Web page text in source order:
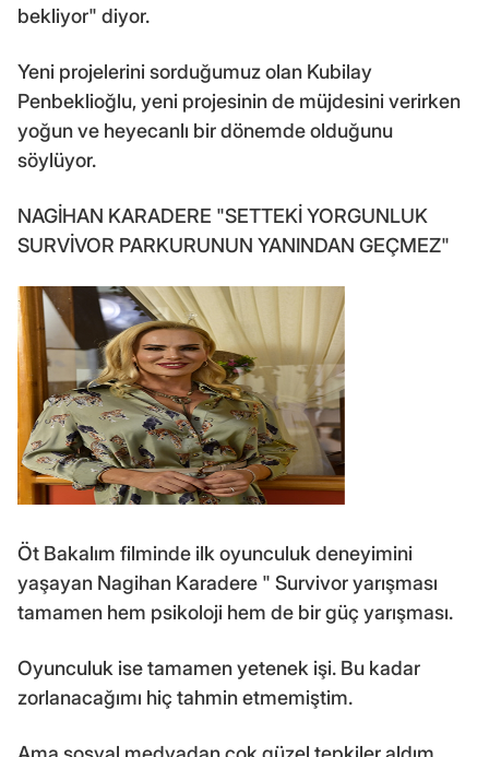
bekliyor" diyor.
Yeni projelerini sorduğumuz olan Kubilay
Penbeklioğlu, yeni projesinin de müjdesini verirken
yoğun ve heyecanlı bir dönemde olduğunu
söylüyor.
NAGİHAN KARADERE "SETTEKİ YORGUNLUK
SURVİVOR PARKURUNUN YANINDAN GEÇMEZ"
Öt Bakalım filminde ilk oyunculuk deneyimini
yaşayan Nagihan Karadere " Survivor yarışması
tamamen hem psikoloji hem de bir güç yarışması.
Oyunculuk ise tamamen yetenek işi. Bu kadar
zorlanacağımı hiç tahmin etmemiştim.